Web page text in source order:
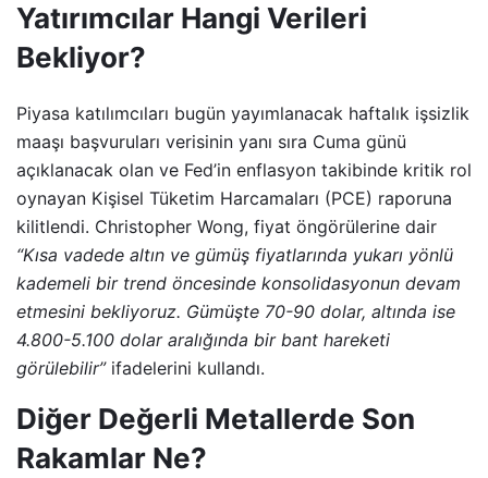
Yatırımcılar Hangi Verileri
Bekliyor?
Piyasa katılımcıları bugün yayımlanacak haftalık işsizlik
maaşı başvuruları verisinin yanı sıra Cuma günü
açıklanacak olan ve Fed’in enflasyon takibinde kritik rol
oynayan Kişisel Tüketim Harcamaları (PCE) raporuna
kilitlendi. Christopher Wong, fiyat öngörülerine dair
“Kısa vadede altın ve gümüş fiyatlarında yukarı yönlü
kademeli bir trend öncesinde konsolidasyonun devam
etmesini bekliyoruz. Gümüşte 70-90 dolar, altında ise
4.800-5.100 dolar aralığında bir bant hareketi
görülebilir”ifadelerini kullandı.
Diğer Değerli Metallerde Son
Rakamlar Ne?